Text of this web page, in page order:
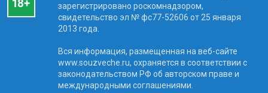
зарегистрировано роскомнадзором,
свидетельство эл № фc77-52606 от 25 января
2013 года.
Вся информация, размещенная на веб-сайте
www.souzveche.ru, охраняется в соответствии с
законодательством РФ об авторском праве и
международными соглашениями.